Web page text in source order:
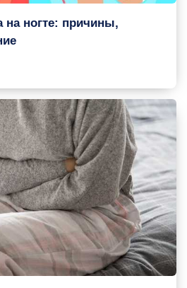
на ногте: причины,